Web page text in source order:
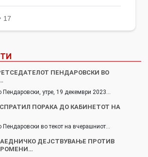
ПЕНДАРОВСКИ ВО
Пендаровски, утре, 19 декември 2023…
ПОРАКА ДО КАБИНЕТОТ НА
Пендаровски во текот на вчерашниот…
ДЕЈСТВУВАЊЕ ПРОТИВ